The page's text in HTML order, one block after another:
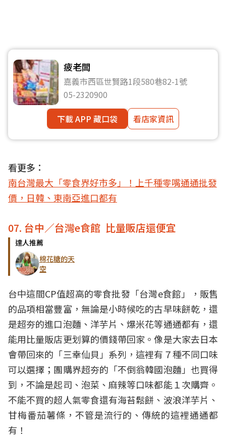
疲老闆
嘉義市西區世賢路1段580巷82-1號
05-2320900
下載 APP 藏口袋
看店家資訊
看更多：
南台灣最大「零食界好市多」！上千種零嘴通通批發
價，日韓、東南亞進口都有
07. 台中／台灣e食館 比量販店還便宜
達人推薦
棉花糖的天
空
台中這間CP值超高的零食批發「台灣e食館」，販售
的品項相當豐富，無論是小時候吃的古早味餅乾，還
是超夯的進口泡麵、洋芋片、爆米花等通通都有，還
能用比量販店更划算的價錢帶回家。像是大家去日本
會帶回來的「三幸仙貝」系列，這裡有７種不同口味
可以選擇；團購界超夯的「不倒翁韓國泡麵」也買得
到，不論是起司、泡菜、麻辣等口味都能１次購齊。
不能不買的超人氣零食還有海苔鬆餅、波浪洋芋片、
甘梅番茄薯條，不管是流行的、傳統的這裡通通都
有！